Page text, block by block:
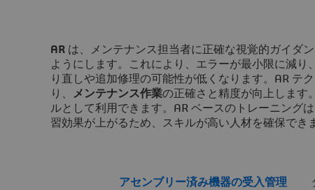
AR は、メンテナンス担当者に正確な視覚的ガイダ
ようにします。これにより、エラーが最小限に減
り直しや追加修理の可能性が低くなります。AR テ
り、
メンテナンス作業の正確さと精度が向上します
ルとして利用できます。AR ベースのトレーニング
習効果が上がるため、スキルが高い人材を確保でき
アセンブリー済み機器の受入管理